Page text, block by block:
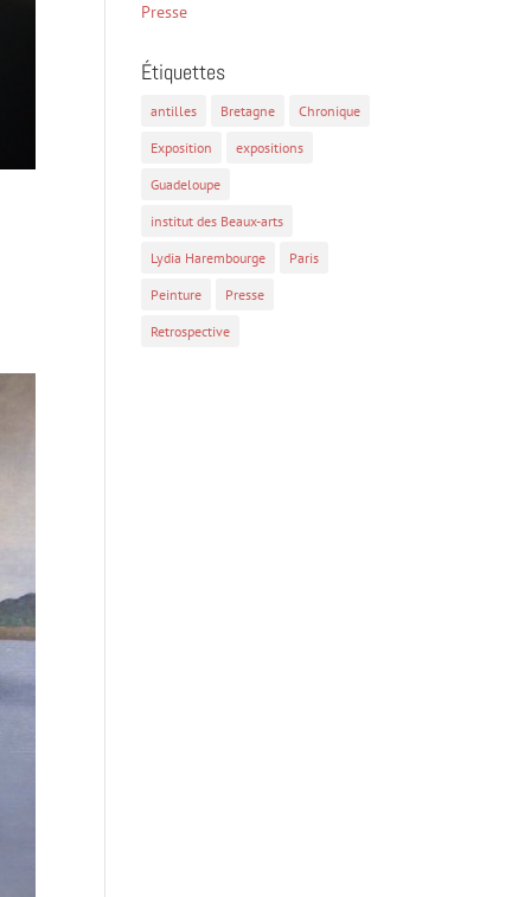
Presse
Étiquettes
antilles Bretagne Chronique
Exposition expositions
Guadeloupe
institut des Beaux-arts
Lydia Harembourge Paris
Peinture Presse
Retrospective